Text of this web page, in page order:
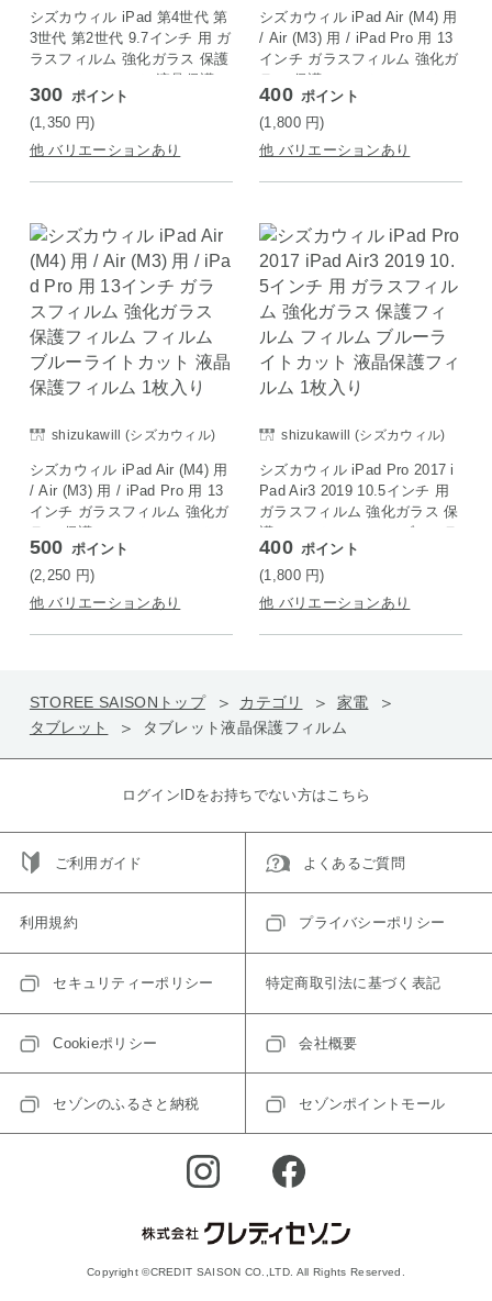
シズカウィル iPad 第4世代 第
3世代 第2世代 9.7インチ 用 ガ
ラスフィルム 強化ガラス 保護
フィルム フィルム 液晶保護フ
ィルム 1枚入り
300 ポイント
(1,350 円)
他 バリエーションあり
シズカウィル iPad Air (M4) 用
/ Air (M3) 用 / iPad Pro 用 13
インチ ガラスフィルム 強化ガ
ラス 保護フィルム フィルム
液晶保護フィルム 1枚入り
400 ポイント
(1,800 円)
他 バリエーションあり
shizukawill (シズカウィル)
シズカウィル iPad Air (M4) 用
/ Air (M3) 用 / iPad Pro 用 13
インチ ガラスフィルム 強化ガ
ラス 保護フィルム フィルム
ブルーライトカット 液晶保護
フィルム 1枚入り
500 ポイント
(2,250 円)
他 バリエーションあり
shizukawill (シズカウィル)
シズカウィル iPad Pro 2017 i
Pad Air3 2019 10.5インチ 用
ガラスフィルム 強化ガラス 保
護フィルム フィルム ブルーラ
イトカット 液晶保護フィルム
1枚入り
400 ポイント
(1,800 円)
他 バリエーションあり
STOREE SAISONトップ カテゴリ
家電
タブレット
タブレット液晶保護フィルム
ログインIDをお持ちでない方はこちら
ご利用ガイド よくあるご質問
利用規約 プライバシーポリシー
セキュリティーポリシー 特定商取引法に基づく表記
Cookieポリシー 会社概要
セゾンのふるさと納税 セゾンポイントモール
Copyright ©CREDIT SAISON CO.,LTD. All Rights Reserved.